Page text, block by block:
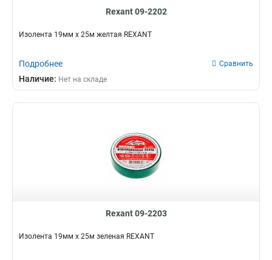
Rexant 09-2202
Изолента 19мм х 25м желтая REXANT
Подробнее Сравнить
Наличие: Нет на складе
Rexant 09-2203
Изолента 19мм х 25м зеленая REXANT